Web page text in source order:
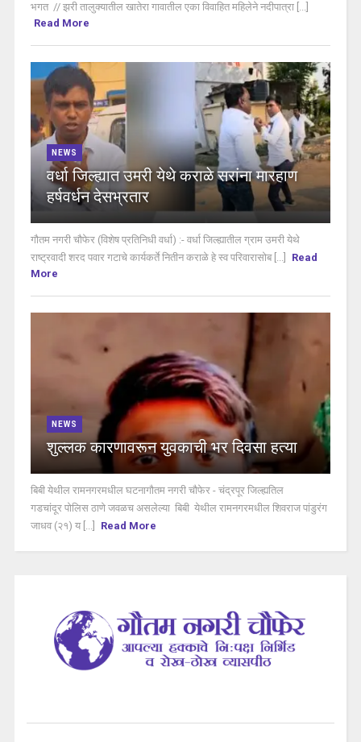
भगत // झरी तालुक्यातील खातेरा गावातील एका विवाहित महिलेने नदीपात्रा [...]
Read More
NEWS
वर्धा जिल्ह्यात उमरी येथे कराळे सरांना मारहाण
हर्षवर्धन देसभ्रतार
गौतम नगरी चौफेर (विशेष प्रतिनिधी वर्धा) :- वर्धा जिल्ह्यातील ग्राम उमरी येथे
राष्ट्रवादी शरद पवार गटाचे कार्यकर्ते नितीन कराळे हे स्व परिवारासोब [...]
Read
More
NEWS
शुल्लक कारणावरून युवकाची भर दिवसा हत्या
बिबी येथील रामनगरमधील घटनागौतम नगरी चौफेर - चंद्रपूर जिल्ह्यतिल
गडचांदूर पोलिस ठाणे जवळच असलेल्या बिबी येथील रामनगरमधील शिवराज पांडुरंग
जाधव (२१) य [...]
Read More